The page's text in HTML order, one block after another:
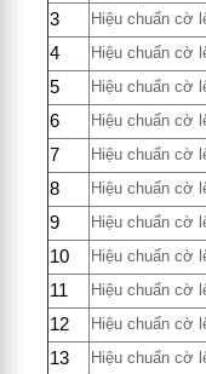
3 Hiệu chuẩn cờ
4 Hiệu chuẩn cờ
5 Hiệu chuẩn cờ
6 Hiệu chuẩn cờ
7 Hiệu chuẩn cờ
8 Hiệu chuẩn cờ
9 Hiệu chuẩn cờ
10 Hiệu chuẩn cờ
11 Hiệu chuẩn cờ
12 Hiệu chuẩn cờ
13 Hiệu chuẩn cờ